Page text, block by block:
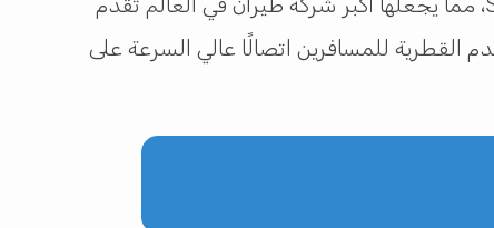
باستخدام هذه التقنية، تقدم القطرية للمسافرين اتصالًا عالي السرعة على